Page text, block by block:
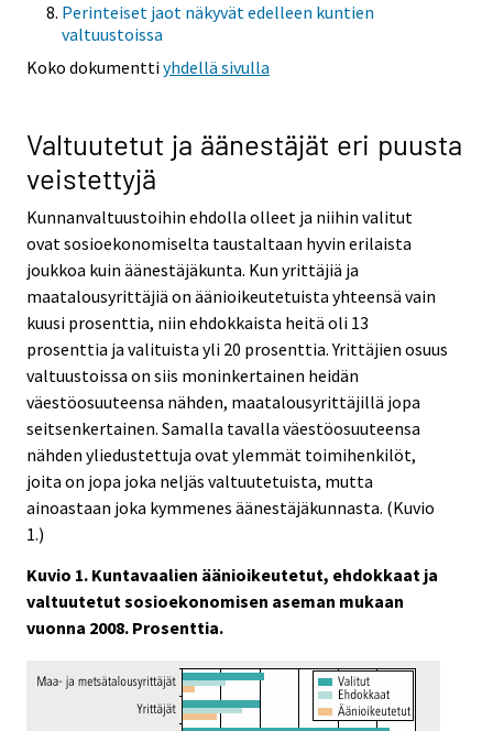
Perinteiset jaot näkyvät edelleen kuntien
valtuustoissa
Koko dokumenttiyhdellä sivulla
Valtuutetut ja äänestäjät eri puusta
veistettyjä
Kunnanvaltuustoihin ehdolla olleet ja niihin valitut
ovat sosioekonomiselta taustaltaan hyvin erilaista
joukkoa kuin äänestäjäkunta. Kun yrittäjiä ja
maatalousyrittäjiä on äänioikeutetuista yhteensä vain
kuusi prosenttia, niin ehdokkaista heitä oli 13
prosenttia ja valituista yli 20 prosenttia. Yrittäjien osuus
valtuustoissa on siis moninkertainen heidän
väestöosuuteensa nähden, maatalousyrittäjillä jopa
seitsenkertainen. Samalla tavalla väestöosuuteensa
nähden yliedustettuja ovat ylemmät toimihenkilöt,
joita on jopa joka neljäs valtuutetuista, mutta
ainoastaan joka kymmenes äänestäjäkunnasta. (Kuvio
1.)
Kuvio 1. Kuntavaalien äänioikeutetut, ehdokkaat ja
valtuutetut sosioekonomisen aseman mukaan
vuonna 2008. Prosenttia.